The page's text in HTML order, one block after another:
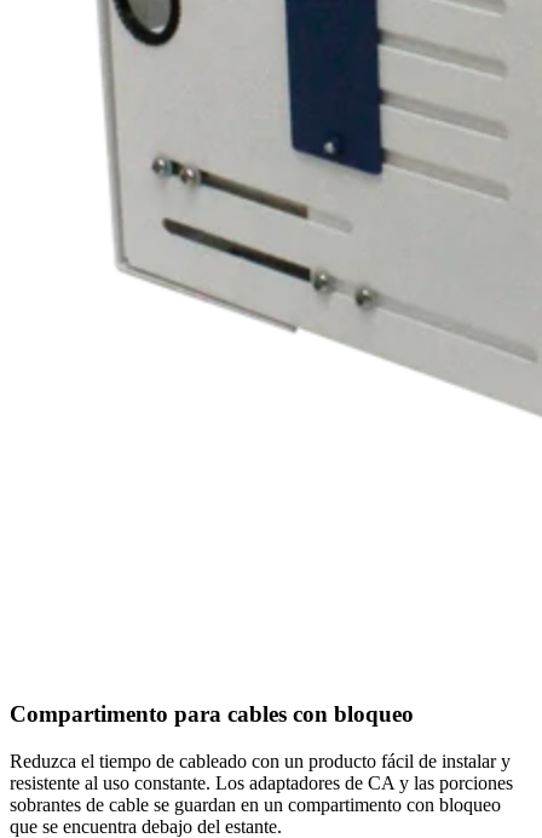
Compartimento para cables con bloqueo
Reduzca el tiempo de cableado con un producto fácil de instalar y
resistente al uso constante. Los adaptadores de CA y las porciones
sobrantes de cable se guardan en un compartimento con bloqueo
que se encuentra debajo del estante.